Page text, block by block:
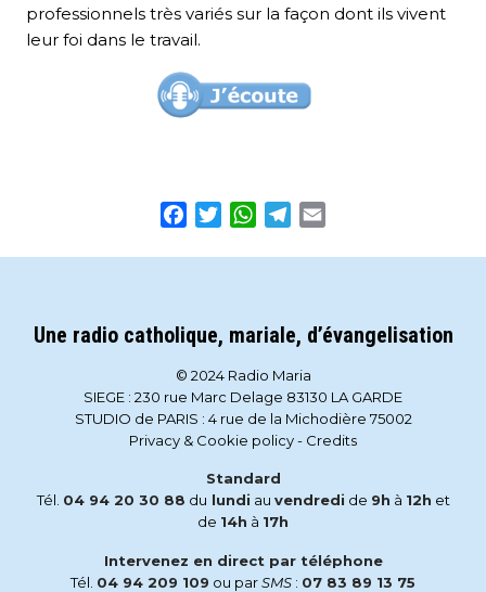
professionnels très variés sur la façon dont ils vivent
leur foi dans le travail.
Facebook
TwitterWhatsApp
Telegram
Une radio catholique, mariale, d’évangelisation
© 2024 Radio Maria
SIEGE : 230 rue Marc Delage 83130 LA GARDE
STUDIO de PARIS : 4 rue de la Michodière 75002
Privacy & Cookie policy- Credits
Standard
Tél. 04 94 20 30 88 du lundi au vendredi de 9h à 12h et
de 14h à 17h
Intervenez en direct par téléphone
Tél. 04 94 209 109 ou parSMS : 07 83 89 13 75